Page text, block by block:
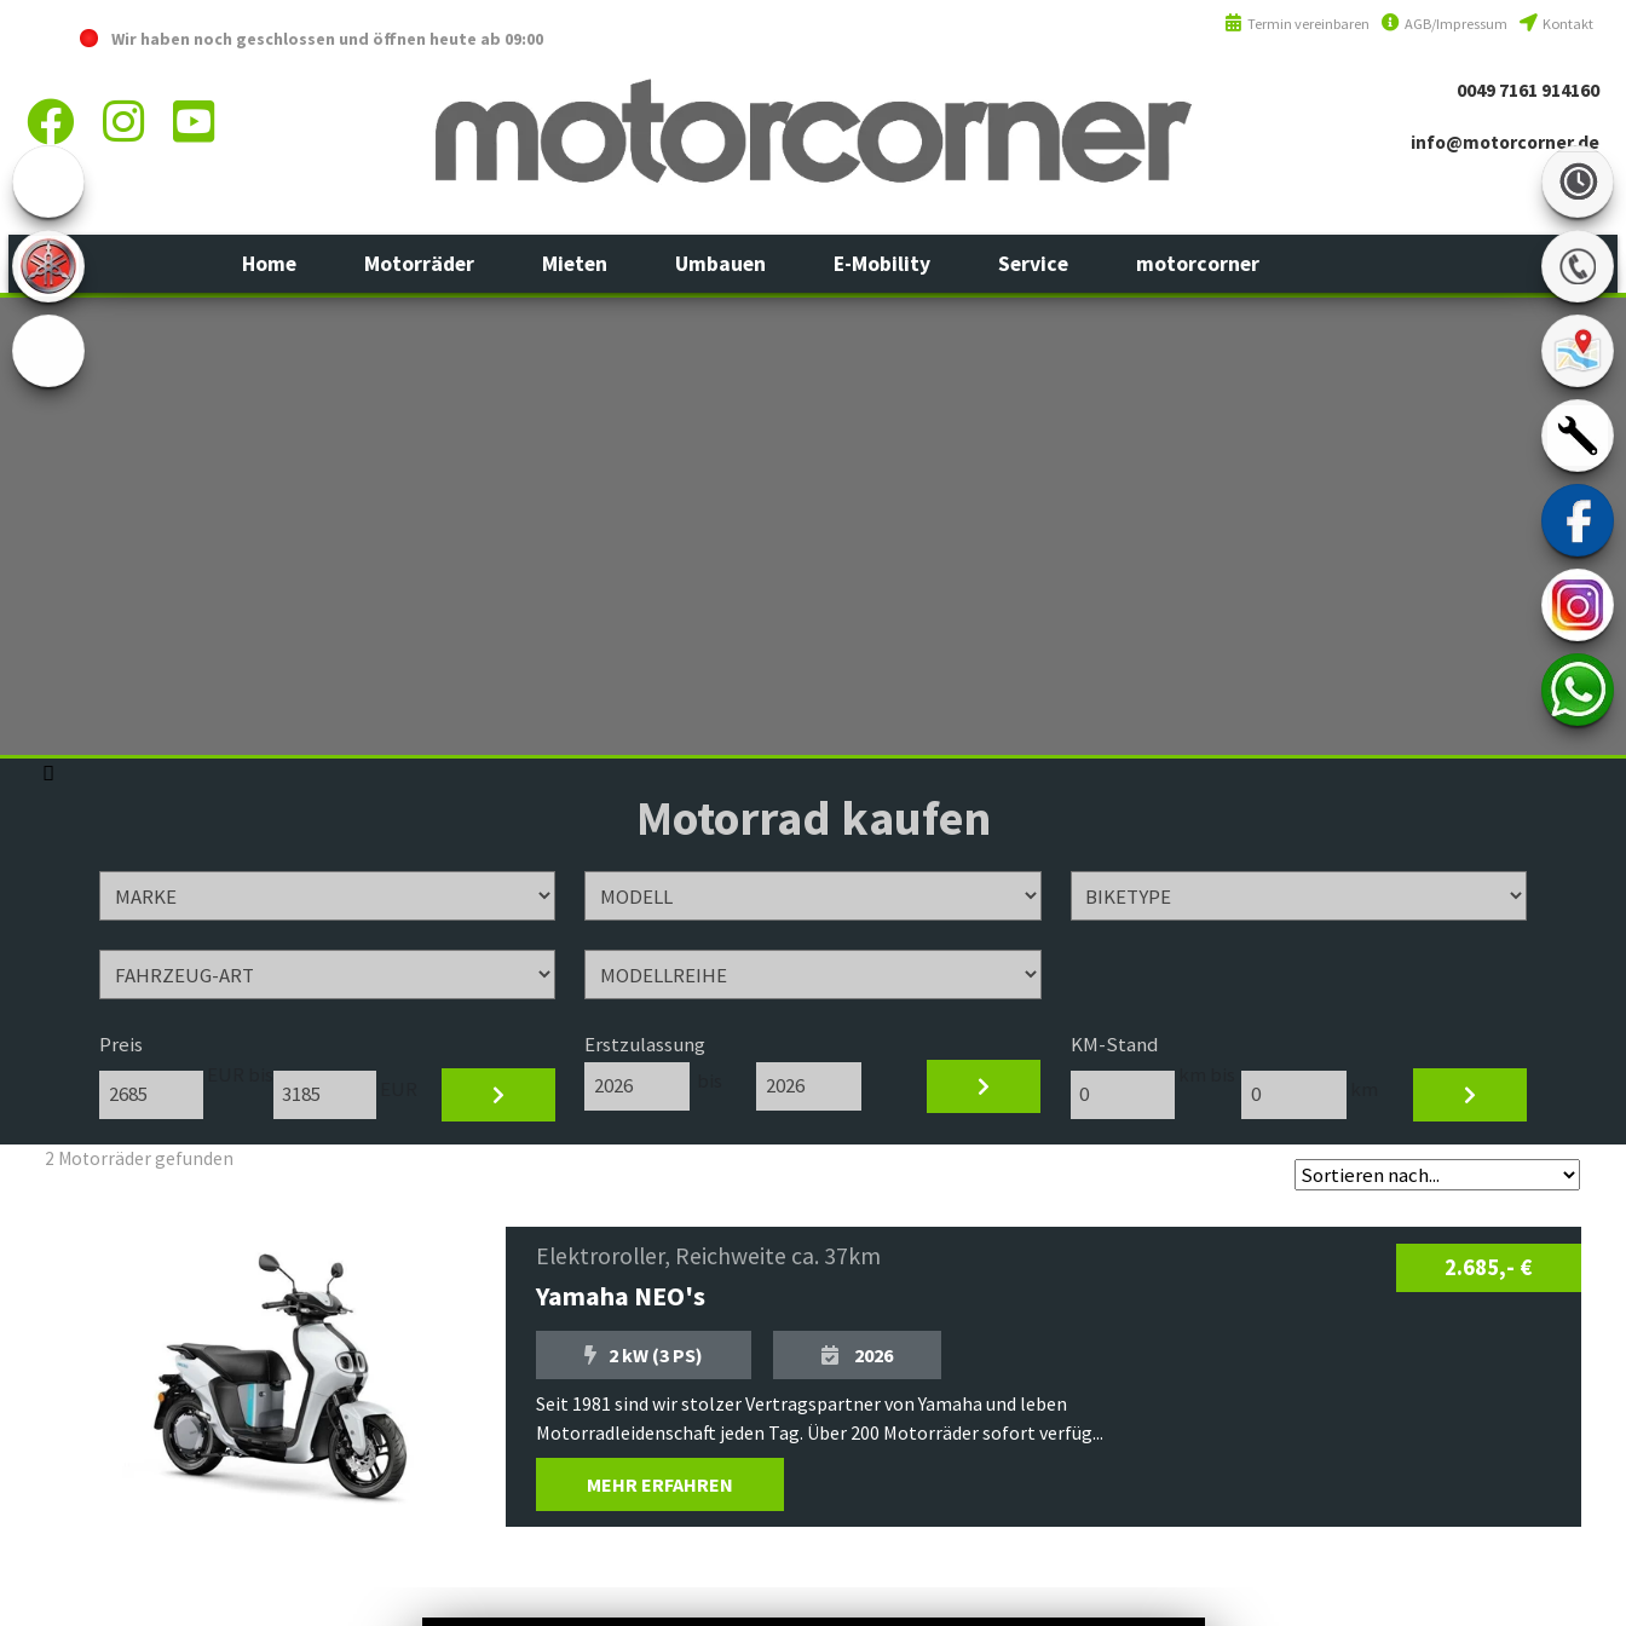
Wir haben noch geschlossen und öffnen heute ab 09:00
Kontakt
AGB/Impressum
Termin vereinbaren
0049 7161 914160
info@motorcorner.de
Home Motorräder Mieten Umbauen E-Mobility Service motorcorner
Motorrad kaufen
Preis
EUR bis
Erstzulassung
KM-Stand
2 Motorräder gefunden
Elektroroller, Reichweite ca. 37km
Yamaha NEO's
2.685,- €
2 kW (3 PS) 2026
Seit 1981 sind wir stolzer Vertragspartner von Yamaha und leben
Motorradleidenschaft jeden Tag. Über 200 Motorräder sofort verfüg...
MEHR ERFAHREN